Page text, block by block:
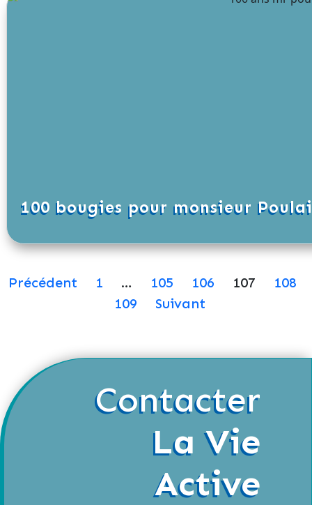
100 bougies pour monsieur
Précédent 1 … 105 106 107
108
109
Suivant
Contacter
La Vie
Active